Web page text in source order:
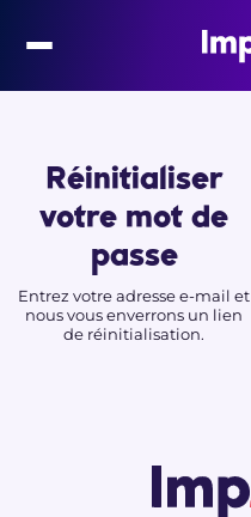
Réinitialiser
votre mot de
passe
Entrez votre adresse e-mail et
nous vous enverrons un lien
de réinitialisation.